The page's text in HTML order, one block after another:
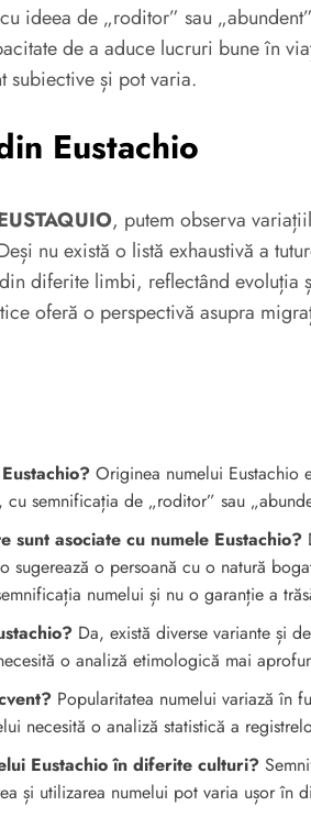
ideea de „roditor” sau
de a aduce lucruri bune în
subiective și pot varia.
Eustachio
, putem observa
nu există o listă exhaustivă a
diferite limbi, reflectând evoluția
oferă o perspectivă asupra
Originea numelui Eustachio
semnificația de „roditor” sau
sunt asociate cu numele Eustachio?
sugerează o persoană cu o natură
numelui și nu o garanție a
Da, există diverse variante și
o analiză etimologică mai
Popularitatea numelui variază în
necesită o analiză statistică a
Eustachio în diferite culturi?
și utilizarea numelui pot varia ușor în